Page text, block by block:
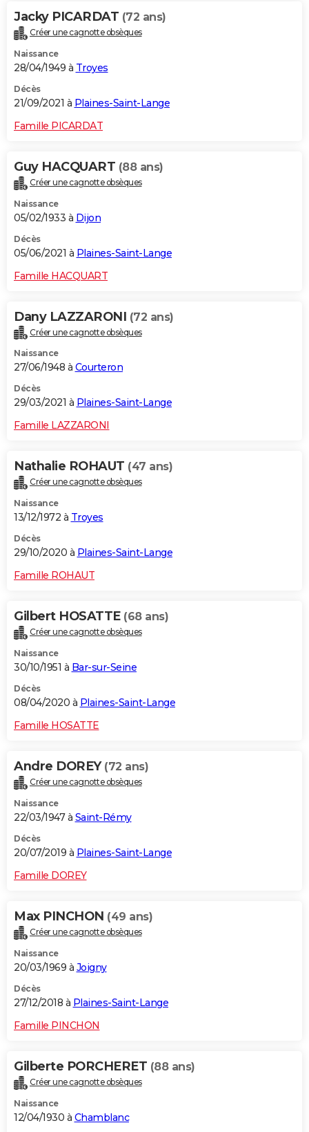
Jacky PICARDAT (72 ans)
Créer une cagnotte obsèques
Naissance
28/04/1949 à Troyes
Décès
21/09/2021 à Plaines-Saint-Lange
Famille PICARDAT
Guy HACQUART (88 ans)
Créer une cagnotte obsèques
Naissance
05/02/1933 à Dijon
Décès
05/06/2021 à Plaines-Saint-Lange
Famille HACQUART
Dany LAZZARONI (72 ans)
Créer une cagnotte obsèques
Naissance
27/06/1948 à Courteron
Décès
29/03/2021 à Plaines-Saint-Lange
Famille LAZZARONI
Nathalie ROHAUT (47 ans)
Créer une cagnotte obsèques
Naissance
13/12/1972 à Troyes
Décès
29/10/2020 à Plaines-Saint-Lange
Famille ROHAUT
Gilbert HOSATTE (68 ans)
Créer une cagnotte obsèques
Naissance
30/10/1951 à Bar-sur-Seine
Décès
08/04/2020 à Plaines-Saint-Lange
Famille HOSATTE
Andre DOREY (72 ans)
Créer une cagnotte obsèques
Naissance
22/03/1947 à Saint-Rémy
Décès
20/07/2019 à Plaines-Saint-Lange
Famille DOREY
Max PINCHON (49 ans)
Créer une cagnotte obsèques
Naissance
20/03/1969 à Joigny
Décès
27/12/2018 à Plaines-Saint-Lange
Famille PINCHON
Gilberte PORCHERET (88 ans)
Créer une cagnotte obsèques
Naissance
12/04/1930 à Chamblanc